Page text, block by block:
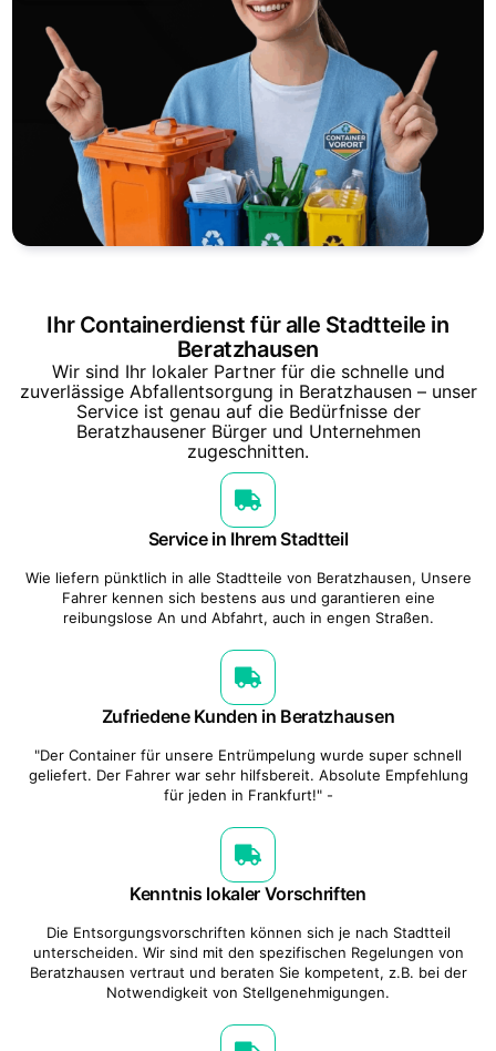
Ihr Containerdienst für alle Stadtteile in
Beratzhausen
Wir sind Ihr lokaler Partner für die schnelle und
zuverlässige Abfallentsorgung in Beratzhausen – unser
Service ist genau auf die Bedürfnisse der
Beratzhausener Bürger und Unternehmen
zugeschnitten.
Service in Ihrem Stadtteil
Wie liefern pünktlich in alle Stadtteile von Beratzhausen, Unsere
Fahrer kennen sich bestens aus und garantieren eine
reibungslose An und Abfahrt, auch in engen Straßen.
Zufriedene Kunden in Beratzhausen
"Der Container für unsere Entrümpelung wurde super schnell
geliefert. Der Fahrer war sehr hilfsbereit. Absolute Empfehlung
für jeden in Frankfurt!" -
Kenntnis lokaler Vorschriften
Die Entsorgungsvorschriften können sich je nach Stadtteil
unterscheiden. Wir sind mit den spezifischen Regelungen von
Beratzhausen vertraut und beraten Sie kompetent, z.B. bei der
Notwendigkeit von Stellgenehmigungen.